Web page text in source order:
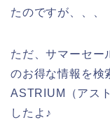
たのですが、、、
ただ、サマーセー
のお得な情報を検
ASTRIUM（アス
したよ♪